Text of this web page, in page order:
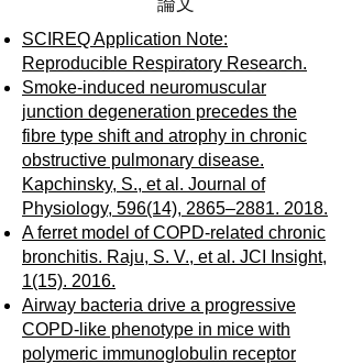
SCIREQ Application Note:
Reproducible Respiratory Research.
Smoke-induced neuromuscular
junction degeneration precedes the
fibre type shift and atrophy in chronic
obstructive pulmonary disease.
Kapchinsky, S., et al. Journal of
Physiology, 596(14), 2865–2881. 2018.
A ferret model of COPD-related chronic
bronchitis. Raju, S. V., et al. JCI Insight,
1(15). 2016.
Airway bacteria drive a progressive
COPD-like phenotype in mice with
polymeric immunoglobulin receptor